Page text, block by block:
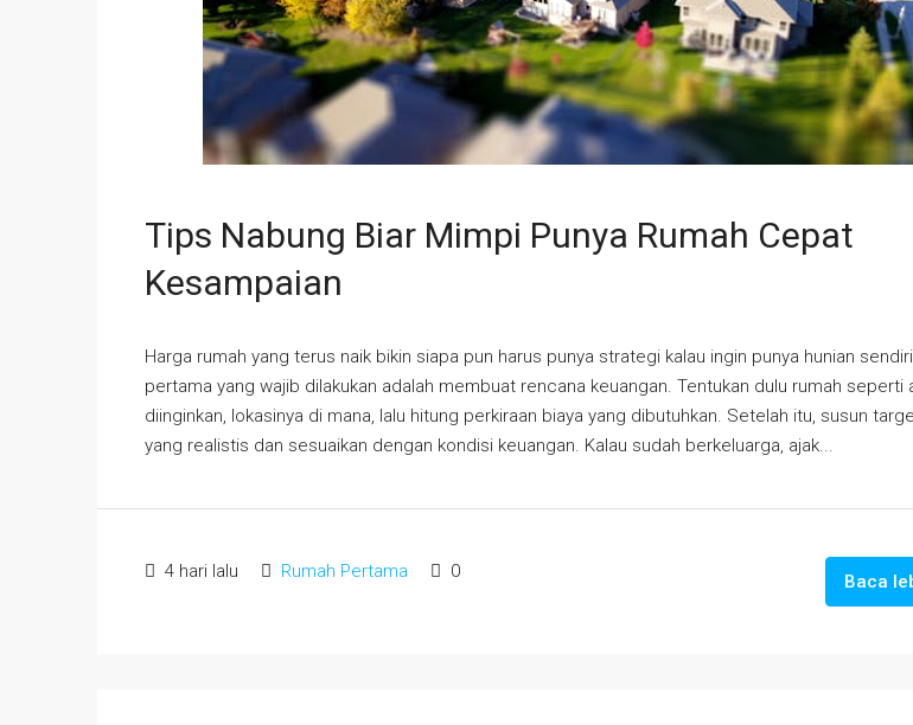
Tips Nabung Biar Mimpi Punya Rumah Cepat
Kesampaian
Harga rumah yang terus naik bikin siapa pun harus punya strategi kalau ingin punya hunian
pertama yang wajib dilakukan adalah membuat rencana keuangan. Tentukan dulu rumah seperti
diinginkan, lokasinya di mana, lalu hitung perkiraan biaya yang dibutuhkan. Setelah itu, susun
yang realistis dan sesuaikan dengan kondisi keuangan. Kalau sudah berkeluarga, ajak...
4 hari lalu Rumah Pertama 0 Baca